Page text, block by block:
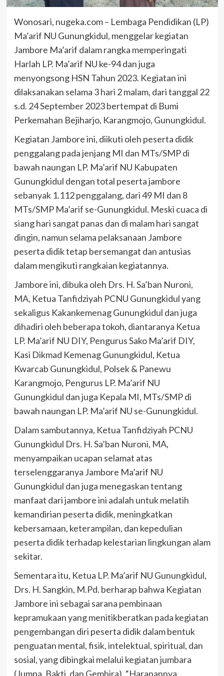
Wonosari, nugeka.com – Lembaga Pendidikan (LP)
Ma’arif NU Gunungkidul, menggelar kegiatan
Jambore Ma’arif dalam rangka memperingati
Harlah LP. Ma’arif NU ke-94 dan juga
menyongsong HSN Tahun 2023. Kegiatan ini
dilaksanakan selama 3 hari 2 malam, dari tanggal 22
s.d. 24 September 2023 bertempat di Bumi
Perkemahan Bejiharjo, Karangmojo, Gunungkidul.
Kegiatan Jambore ini, diikuti oleh peserta didik
penggalang pada jenjang MI dan MTs/SMP di
bawah naungan LP. Ma’arif NU Kabupaten
Gunungkidul dengan total peserta jambore
sebanyak 1.112 penggalang, dari 49 MI dan 8
MTs/SMP Ma’arif se-Gunungkidul. Meski cuaca di
siang hari sangat panas dan di malam hari sangat
dingin, namun selama pelaksanaan Jambore
peserta didik tetap bersemangat dan antusias
dalam mengikuti rangkaian kegiatannya.
Jambore ini, dibuka oleh Drs. H. Sa’ban Nuroni,
MA, Ketua Tanfidziyah PCNU Gunungkidul yang
sekaligus Kakankemenag Gunungkidul dan juga
dihadiri oleh beberapa tokoh, diantaranya Ketua
LP. Ma’arif NU DIY, Pengurus Sako Ma’arif DIY,
Kasi Dikmad Kemenag Gunungkidul, Ketua
Kwarcab Gunungkidul, Polsek & Panewu
Karangmojo, Pengurus LP. Ma’arif NU
Gunungkidul dan juga Kepala MI, MTs/SMP di
bawah naungan LP. Ma’arif NU se-Gunungkidul.
Dalam sambutannya, Ketua Tanfidziyah PCNU
Gunungkidul Drs. H. Sa’ban Nuroni, MA,
menyampaikan ucapan selamat atas
terselenggaranya Jambore Ma’arif NU
Gunungkidul dan juga menegaskan tentang
manfaat dari jambore ini adalah untuk melatih
kemandirian peserta didik, meningkatkan
kebersamaan, keterampilan, dan kepedulian
peserta didik terhadap kelestarian lingkungan alam
sekitar.
Sementara itu, Ketua LP. Ma’arif NU Gunungkidul,
Drs. H. Sangkin, M.Pd. berharap bahwa Kegiatan
Jambore ini sebagai sarana pembinaan
kepramukaan yang menitikberatkan pada kegiatan
pengembangan diri peserta didik dalam bentuk
penguatan mental, fisik, intelektual, spiritual, dan
sosial, yang dibingkai melalui kegiatan jumbara
(Jumpa, Bakti, dan Gembira). “Harapannya,